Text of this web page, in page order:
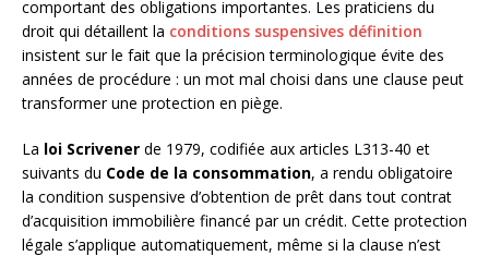
comportant des obligations importantes. Les praticiens du
droit qui détaillent la conditions suspensives définition
insistent sur le fait que la précision terminologique évite des
années de procédure : un mot mal choisi dans une clause peut
transformer une protection en piège.
La loi Scrivener de 1979, codifiée aux articles L313-40 et
suivants du Code de la consommation, a rendu obligatoire
la condition suspensive d’obtention de prêt dans tout contrat
d’acquisition immobilière financé par un crédit. Cette protection
légale s’applique automatiquement, même si la clause n’est